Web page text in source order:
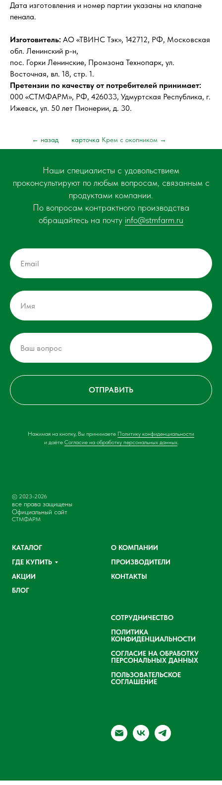
Дата изготовления и номер партии указаны на клапане
пенала.
Изготовитель: АО «ТВИНС Тэк», 142712, РФ, Московская
обл. Ленинский р-н,
пос. Горки Ленинские, Промзона Технопарк, ул.
Восточная, вл. 18, стр. 1.
Претензии по качеству от потребителей принимает:
000 «СТМФАРМ», РФ, 426033, Удмуртская Республика, г.
Ижевск, ул. 50 лет Пионерии, д. 30.
карточка Крем с окопником →
← назад
Наши специалисты с удовольствием
проконсультируют по любым вопросам, связанным с
продуктами компании.
По вопросам контрактного производства
обращайтесь на почту info@stmfarm.ru
ОТПРАВИТЬ
Нажимая на кнопку, Вы принимаете Политику конфиденциальности
и даёте Согласие на обработку персональных данных.
© 2023-2026
все права защищены
Официальный сайт
СТМФАРМ
КАТАЛОГ
ГДЕ КУПИТЬ
АКЦИИ
БЛОГ
О КОМПАНИИ
ПРОИЗВОДИТЕЛИ
КОНТАКТЫ
СОТРУДНИЧЕСТВО
ПОЛИТИКА
КОНФИДЕНЦИАЛЬНОСТИ
СОГЛАСИЕ НА ОБРАБОТКУ
ПЕРСОНАЛЬНЫХ ДАННЫХ
ПОЛЬЗОВАТЕЛЬСКОЕ
СОГЛАШЕНИЕ